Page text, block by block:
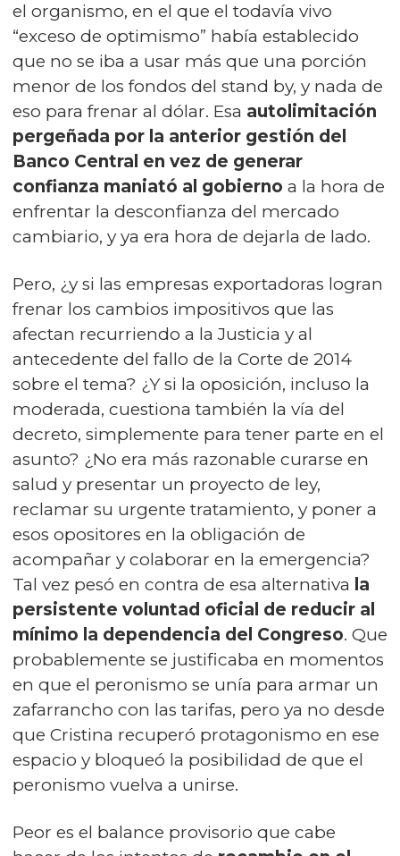
el organismo, en el que el todavía vivo
“exceso de optimismo” había establecido
que no se iba a usar más que una porción
menor de los fondos del stand by, y nada de
eso para frenar al dólar. Esa autolimitación
pergeñada por la anterior gestión del
Banco Central en vez de generar
confianza maniató al gobierno a la hora de
enfrentar la desconfianza del mercado
cambiario, y ya era hora de dejarla de lado.
Pero, ¿y si las empresas exportadoras logran
frenar los cambios impositivos que las
afectan recurriendo a la Justicia y al
antecedente del fallo de la Corte de 2014
sobre el tema? ¿Y si la oposición, incluso la
moderada, cuestiona también la vía del
decreto, simplemente para tener parte en el
asunto? ¿No era más razonable curarse en
salud y presentar un proyecto de ley,
reclamar su urgente tratamiento, y poner a
esos opositores en la obligación de
acompañar y colaborar en la emergencia?
Tal vez pesó en contra de esa alternativa la
persistente voluntad oficial de reducir al
mínimo la dependencia del Congreso. Que
probablemente se justificaba en momentos
en que el peronismo se unía para armar un
zafarrancho con las tarifas, pero ya no desde
que Cristina recuperó protagonismo en ese
espacio y bloqueó la posibilidad de que el
peronismo vuelva a unirse.
Peor es el balance provisorio que cabe